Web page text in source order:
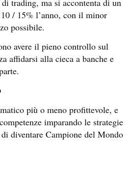
/ 15% l’anno, con il minor
possibile.
avere il pieno controllo sul
affidarsi alla cieca a banche e
più o meno profittevole, e
imparando le strategie
diventare Campione del Mondo